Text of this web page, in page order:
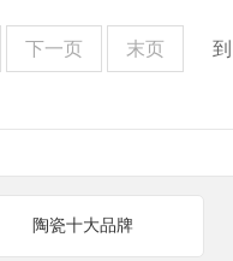
下一页 末页 到
陶瓷十大品牌